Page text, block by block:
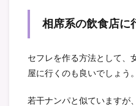
相席系の飲食店に
セフレを作る方法として、
屋に行くのも良いでしょう。
若干ナンパと似ていますが